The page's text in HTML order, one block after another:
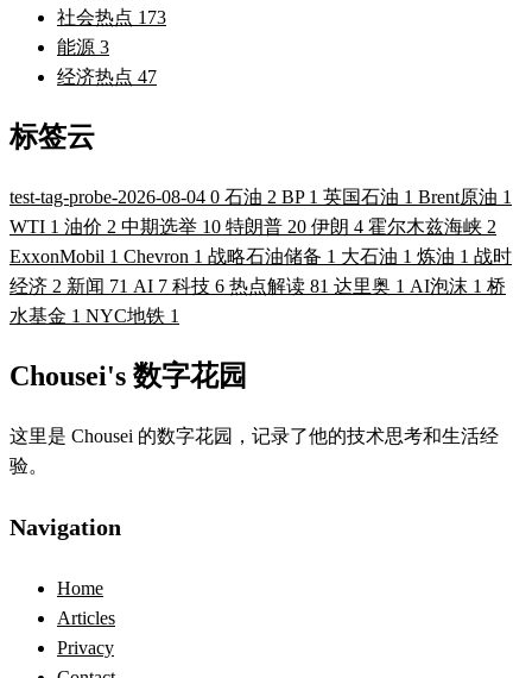
社会热点 173
能源 3
经济热点 47
标签云
test-tag-probe-2026-08-04 0 石油 2 BP 1 英国石油 1 Brent原油 1
WTI 1 油价 2 中期选举 10 特朗普 20 伊朗 4 霍尔木兹海峡 2
ExxonMobil 1 Chevron 1 战略石油储备 1 大石油 1 炼油 1 战时
经济 2 新闻 71 AI 7 科技 6 热点解读 81 达里奥 1 AI泡沫 1 桥
水基金 1 NYC地铁 1
Chousei's 数字花园
这里是 Chousei 的数字花园，记录了他的技术思考和生活经
验。
Navigation
Home
Articles
Privacy